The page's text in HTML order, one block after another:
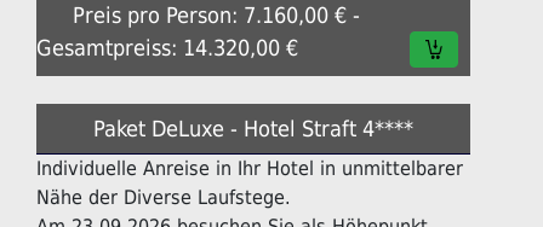
Preis pro Person: 7.160,00 € -
Gesamtpreiss: 14.320,00 €
Paket DeLuxe - Hotel Straft 4****
Individuelle Anreise in Ihr Hotel in unmittelbarer
Nähe der Diverse Laufstege.